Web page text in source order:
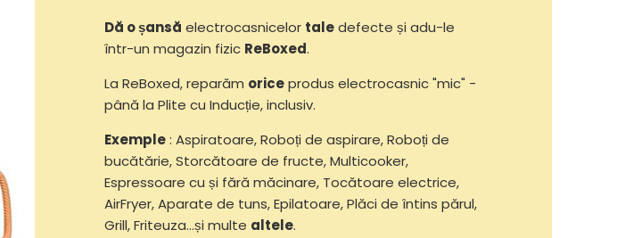
Dă o șansă electrocasnicelor taledefecte și adu-le
într-un magazin fizic ReBoxed.
La ReBoxed, reparăm oriceprodus electrocasnic "mic" -
până la Plite cu Inducție, inclusiv.
Exemple: Aspiratoare, Roboți de aspirare, Roboți de
bucătărie, Storcătoare de fructe, Multicooker,
Espressoare cu și fără măcinare, Tocătoare electrice,
AirFryer, Aparate de tuns, Epilatoare, Plăci de întins părul,
Grill, Friteuza...și multe altele.